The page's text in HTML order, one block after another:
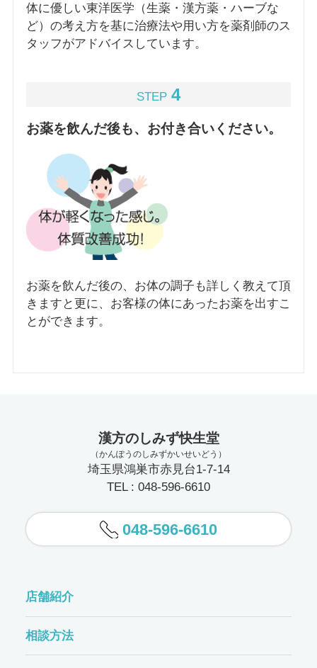
体に優しい東洋医学（生薬・漢方薬・ハーブな
ど）の考え方を基に治療法や用い方を薬剤師のス
タッフがアドバイスしています。
STEP 4
お薬を飲んだ後も、お付き合いください。
お薬を飲んだ後の、お体の調子も詳しく教えて頂
きますと更に、お客様の体にあったお薬を出すこ
とができます。
漢方のしみず快生堂
（かんぽうのしみずかいせいどう）
埼玉県鴻巣市赤見台1-7-14
TEL : 048-596-6610
048-596-6610
店舗紹介
相談方法